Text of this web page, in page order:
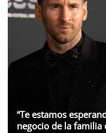
“Te estamos
negocio de la familia